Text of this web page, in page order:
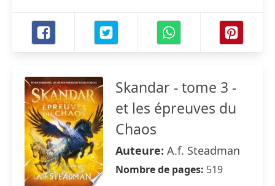
Skandar - tome 3 -
et les épreuves du
Chaos
Auteure: A.f. Steadman
Nombre de pages: 519